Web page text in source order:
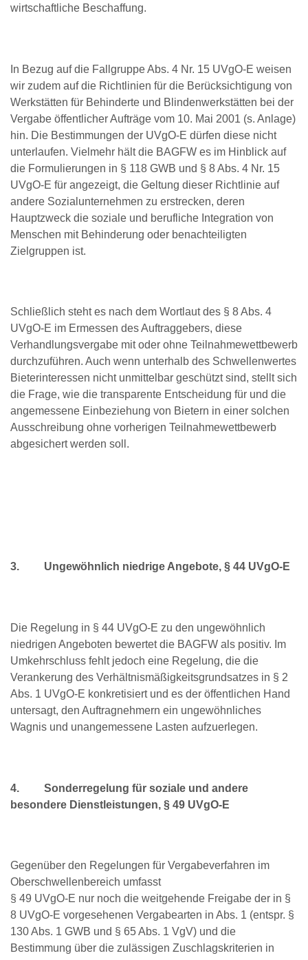
wirtschaftliche Beschaffung.
In Bezug auf die Fallgruppe Abs. 4 Nr. 15 UVgO-E weisen
wir zudem auf die Richtlinien für die Berücksichtigung von
Werkstätten für Behinderte und Blindenwerkstätten bei der
Vergabe öffentlicher Aufträge vom 10. Mai 2001 (s. Anlage)
hin. Die Bestimmungen der UVgO-E dürfen diese nicht
unterlaufen. Vielmehr hält die BAGFW es im Hinblick auf
die Formulierungen in § 118 GWB und § 8 Abs. 4 Nr. 15
UVgO-E für angezeigt, die Geltung dieser Richtlinie auf
andere Sozialunternehmen zu erstrecken, deren
Hauptzweck die soziale und berufliche Integration von
Menschen mit Behinderung oder benachteiligten
Zielgruppen ist.
Schließlich steht es nach dem Wortlaut des § 8 Abs. 4
UVgO-E im Ermessen des Auftraggebers, diese
Verhandlungsvergabe mit oder ohne Teilnahmewettbewerb
durchzuführen. Auch wenn unterhalb des Schwellenwertes
Bieterinteressen nicht unmittelbar geschützt sind, stellt sich
die Frage, wie die transparente Entscheidung für und die
angemessene Einbeziehung von Bietern in einer solchen
Ausschreibung ohne vorherigen Teilnahmewettbewerb
abgesichert werden soll.
3. Ungewöhnlich niedrige Angebote, § 44 UVgO-E
Die Regelung in § 44 UVgO-E zu den ungewöhnlich
niedrigen Angeboten bewertet die BAGFW als positiv. Im
Umkehrschluss fehlt jedoch eine Regelung, die die
Verankerung des Verhältnismäßigkeitsgrundsatzes in § 2
Abs. 1 UVgO-E konkretisiert und es der öffentlichen Hand
untersagt, den Auftragnehmern ein ungewöhnliches
Wagnis und unangemessene Lasten aufzuerlegen.
4. Sonderregelung für soziale und andere
besondere Dienstleistungen, § 49 UVgO-E
Gegenüber den Regelungen für Vergabeverfahren im
Oberschwellenbereich umfasst
§ 49 UVgO-E nur noch die weitgehende Freigabe der in §
8 UVgO-E vorgesehenen Vergabearten in Abs. 1 (entspr. §
130 Abs. 1 GWB und § 65 Abs. 1 VgV) und die
Bestimmung über die zulässigen Zuschlagskriterien in